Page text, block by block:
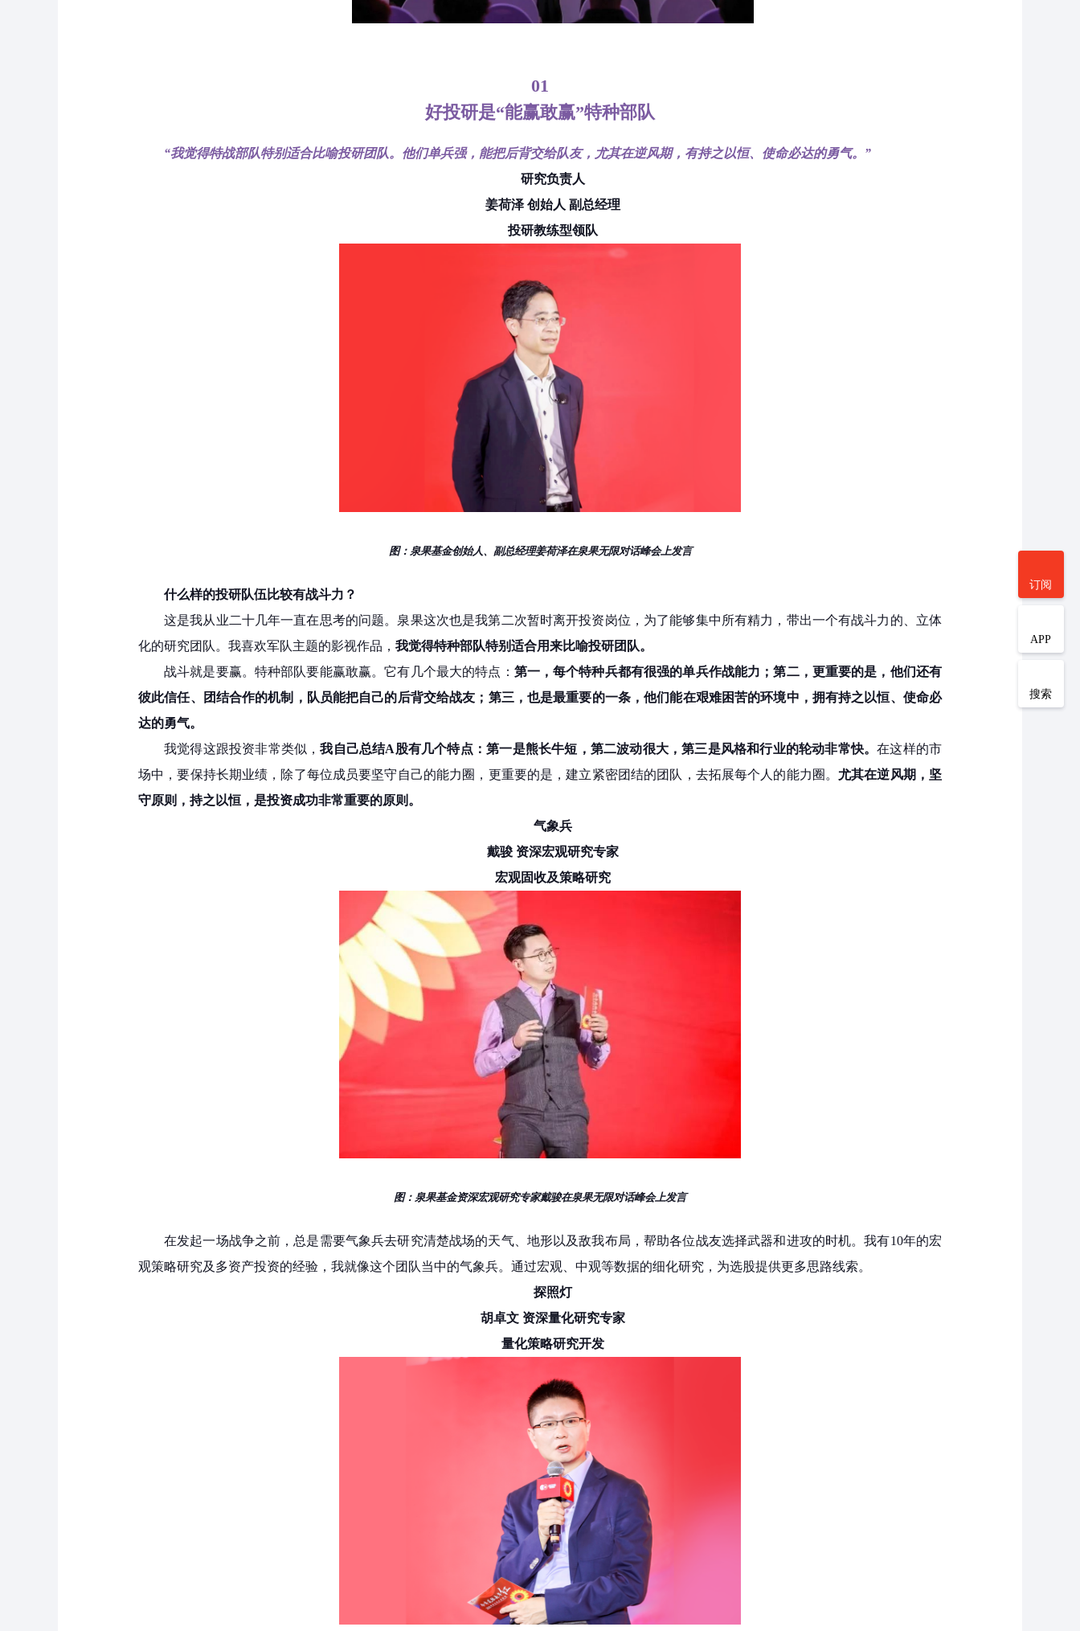
01
好投研是“能赢敢赢”特种部队
“我觉得特战部队特别适合比喻投研团队。他们单兵强，能把后背交给队友，尤其在逆风期，有持之以恒、使命必达的勇气。 ”
研究负责人
姜荷泽 创始人 副总经理
投研教练型领队
图：泉果基金创始人、副总经理姜荷泽在泉果无限对话峰会上发言
什么样的投研队伍比较有战斗力？
这是我从业二十几年一直在思考的问题。泉果这次也是我第二次暂时离开投资岗位，为了能够集中所有精力，带出一个有战斗力的、立体
化的研究团队。我喜欢军队主题的影视作品， 我觉得特种部队特别适合用来比喻投研团队。
战斗就是要赢。特种部队要能赢敢赢。它有几个最大的特点： 第一，每个特种兵都有很强的单兵作战能力；第二，更重要的是，他们还有
彼此信任、团结合作的机制，队员能把自己的后背交给战友；第三，也是最重要的一条，他们能在艰难困苦的环境中，拥有持之以恒、使命必
达的勇气。
我觉得这跟投资非常类似，我自己总结A股有几个特点：第一是熊长牛短，第二波动很大，第三是风格和行业的轮动非常快。在这样的市
场中，要保持长期业绩，除了每位成员要坚守自己的能力圈，更重要的是，建立紧密团结的团队，去拓展每个人的能力圈。 尤其在逆风期，坚
守原则，持之以恒，是投资成功非常重要的原则。
气象兵
戴骏 资深宏观研究专家
宏观固收及策略研究
图：泉果基金资深宏观研究专家戴骏在泉果无限对话峰会上发言
在发起一场战争之前，总是需要气象兵去研究清楚战场的天气、地形以及敌我布局，帮助各位战友选择武器和进攻的时机。我有10年的宏
观策略研究及多资产投资的经验，我就像这个团队当中的气象兵。通过宏观、中观等数据的细化研究，为选股提供更多思路线索。
探照灯
胡卓文 资深量化研究专家
量化策略研究开发
订阅
APP
搜索